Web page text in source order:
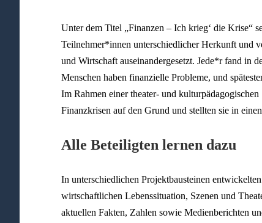
Unter dem Titel „Finanzen – Ich krieg‘ die Krise“
Teilnehmer*innen unterschiedlicher Herkunft und
und Wirtschaft auseinandergesetzt. Jede*r fand in
Menschen haben finanzielle Probleme, und
Im Rahmen einer theater- und
Finanzkrisen auf den Grund und stellten sie in
Alle Beteiligten lernen dazu
In unterschiedlichen Projektbausteinen
wirtschaftlichen Lebenssituation, Szenen und
aktuellen Fakten, Zahlen sowie Medienberichten